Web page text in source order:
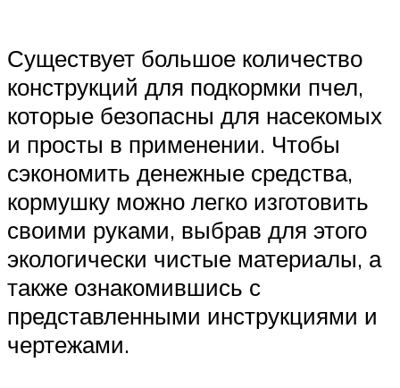
Существует большое количество
конструкций для подкормки пчел,
которые безопасны для насекомых
и просты в применении. Чтобы
сэкономить денежные средства,
кормушку можно легко изготовить
своими руками, выбрав для этого
экологически чистые материалы, а
также ознакомившись с
представленными инструкциями и
чертежами.